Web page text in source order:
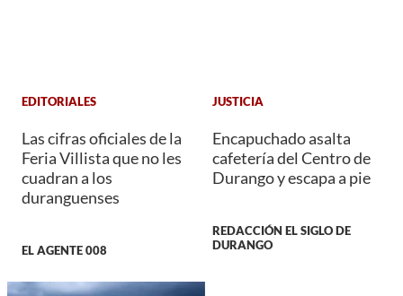
EDITORIALES
Las cifras oficiales de la
Feria Villista que no les
cuadran a los
duranguenses
EL AGENTE 008
JUSTICIA
Encapuchado asalta
cafetería del Centro de
Durango y escapa a pie
REDACCIÓN EL SIGLO DE
DURANGO